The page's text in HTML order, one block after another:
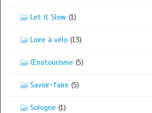
Let it Slow (1)
Loire à vélo (13)
Œnotourisme (5)
Savoir-faire (5)
Sologne (1)